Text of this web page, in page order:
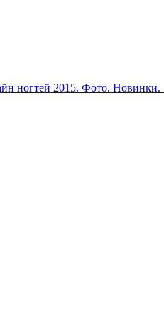
ногтей 2015. Фото. Новинки.